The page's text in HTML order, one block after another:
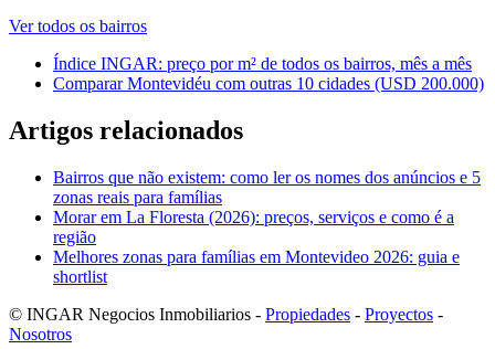
Ver todos os bairros
Índice INGAR: preço por m² de todos os bairros, mês a mês
Comparar Montevidéu com outras 10 cidades (USD 200.000)
Artigos relacionados
Bairros que não existem: como ler os nomes dos anúncios e 5
zonas reais para famílias
Morar em La Floresta (2026): preços, serviços e como é a
região
Melhores zonas para famílias em Montevideo 2026: guia e
shortlist
© INGAR Negocios Inmobiliarios - Propiedades - Proyectos -
Nosotros